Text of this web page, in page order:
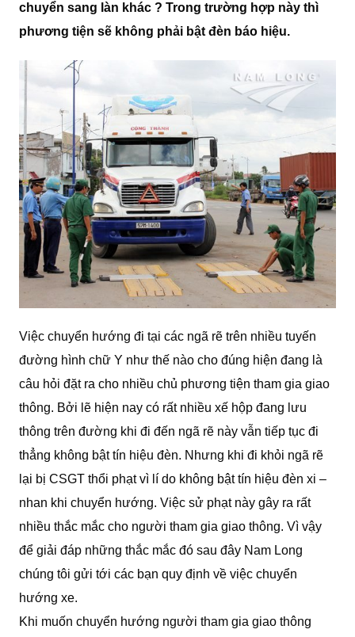
chuyển sang làn khác ? Trong trường hợp này thì
phương tiện sẽ không phải bật đèn báo hiệu.
Việc chuyển hướng đi tại các ngã rẽ trên nhiều tuyến
đường hình chữ Y như thế nào cho đúng hiện đang là
câu hỏi đặt ra cho nhiều chủ phương tiện tham gia giao
thông. Bởi lẽ hiện nay có rất nhiều xế hộp đang lưu
thông trên đường khi đi đến ngã rẽ này vẫn tiếp tục đi
thẳng không bật tín hiệu đèn. Nhưng khi đi khỏi ngã rẽ
lại bị CSGT thổi phạt vì lí do không bật tín hiệu đèn xi –
nhan khi chuyển hướng. Việc sử phạt này gây ra rất
nhiều thắc mắc cho người tham gia giao thông. Vì vậy
để giải đáp những thắc mắc đó sau đây Nam Long
chúng tôi gửi tới các bạn quy định về việc chuyển
hướng xe.
Khi muốn chuyển hướng người tham gia giao thông